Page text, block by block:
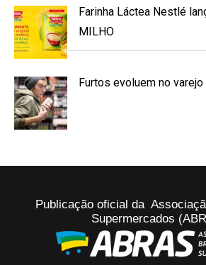
Farinha Láctea Nestlé
MILHO
Furtos evoluem no
Publicação oficial da
Supermercados